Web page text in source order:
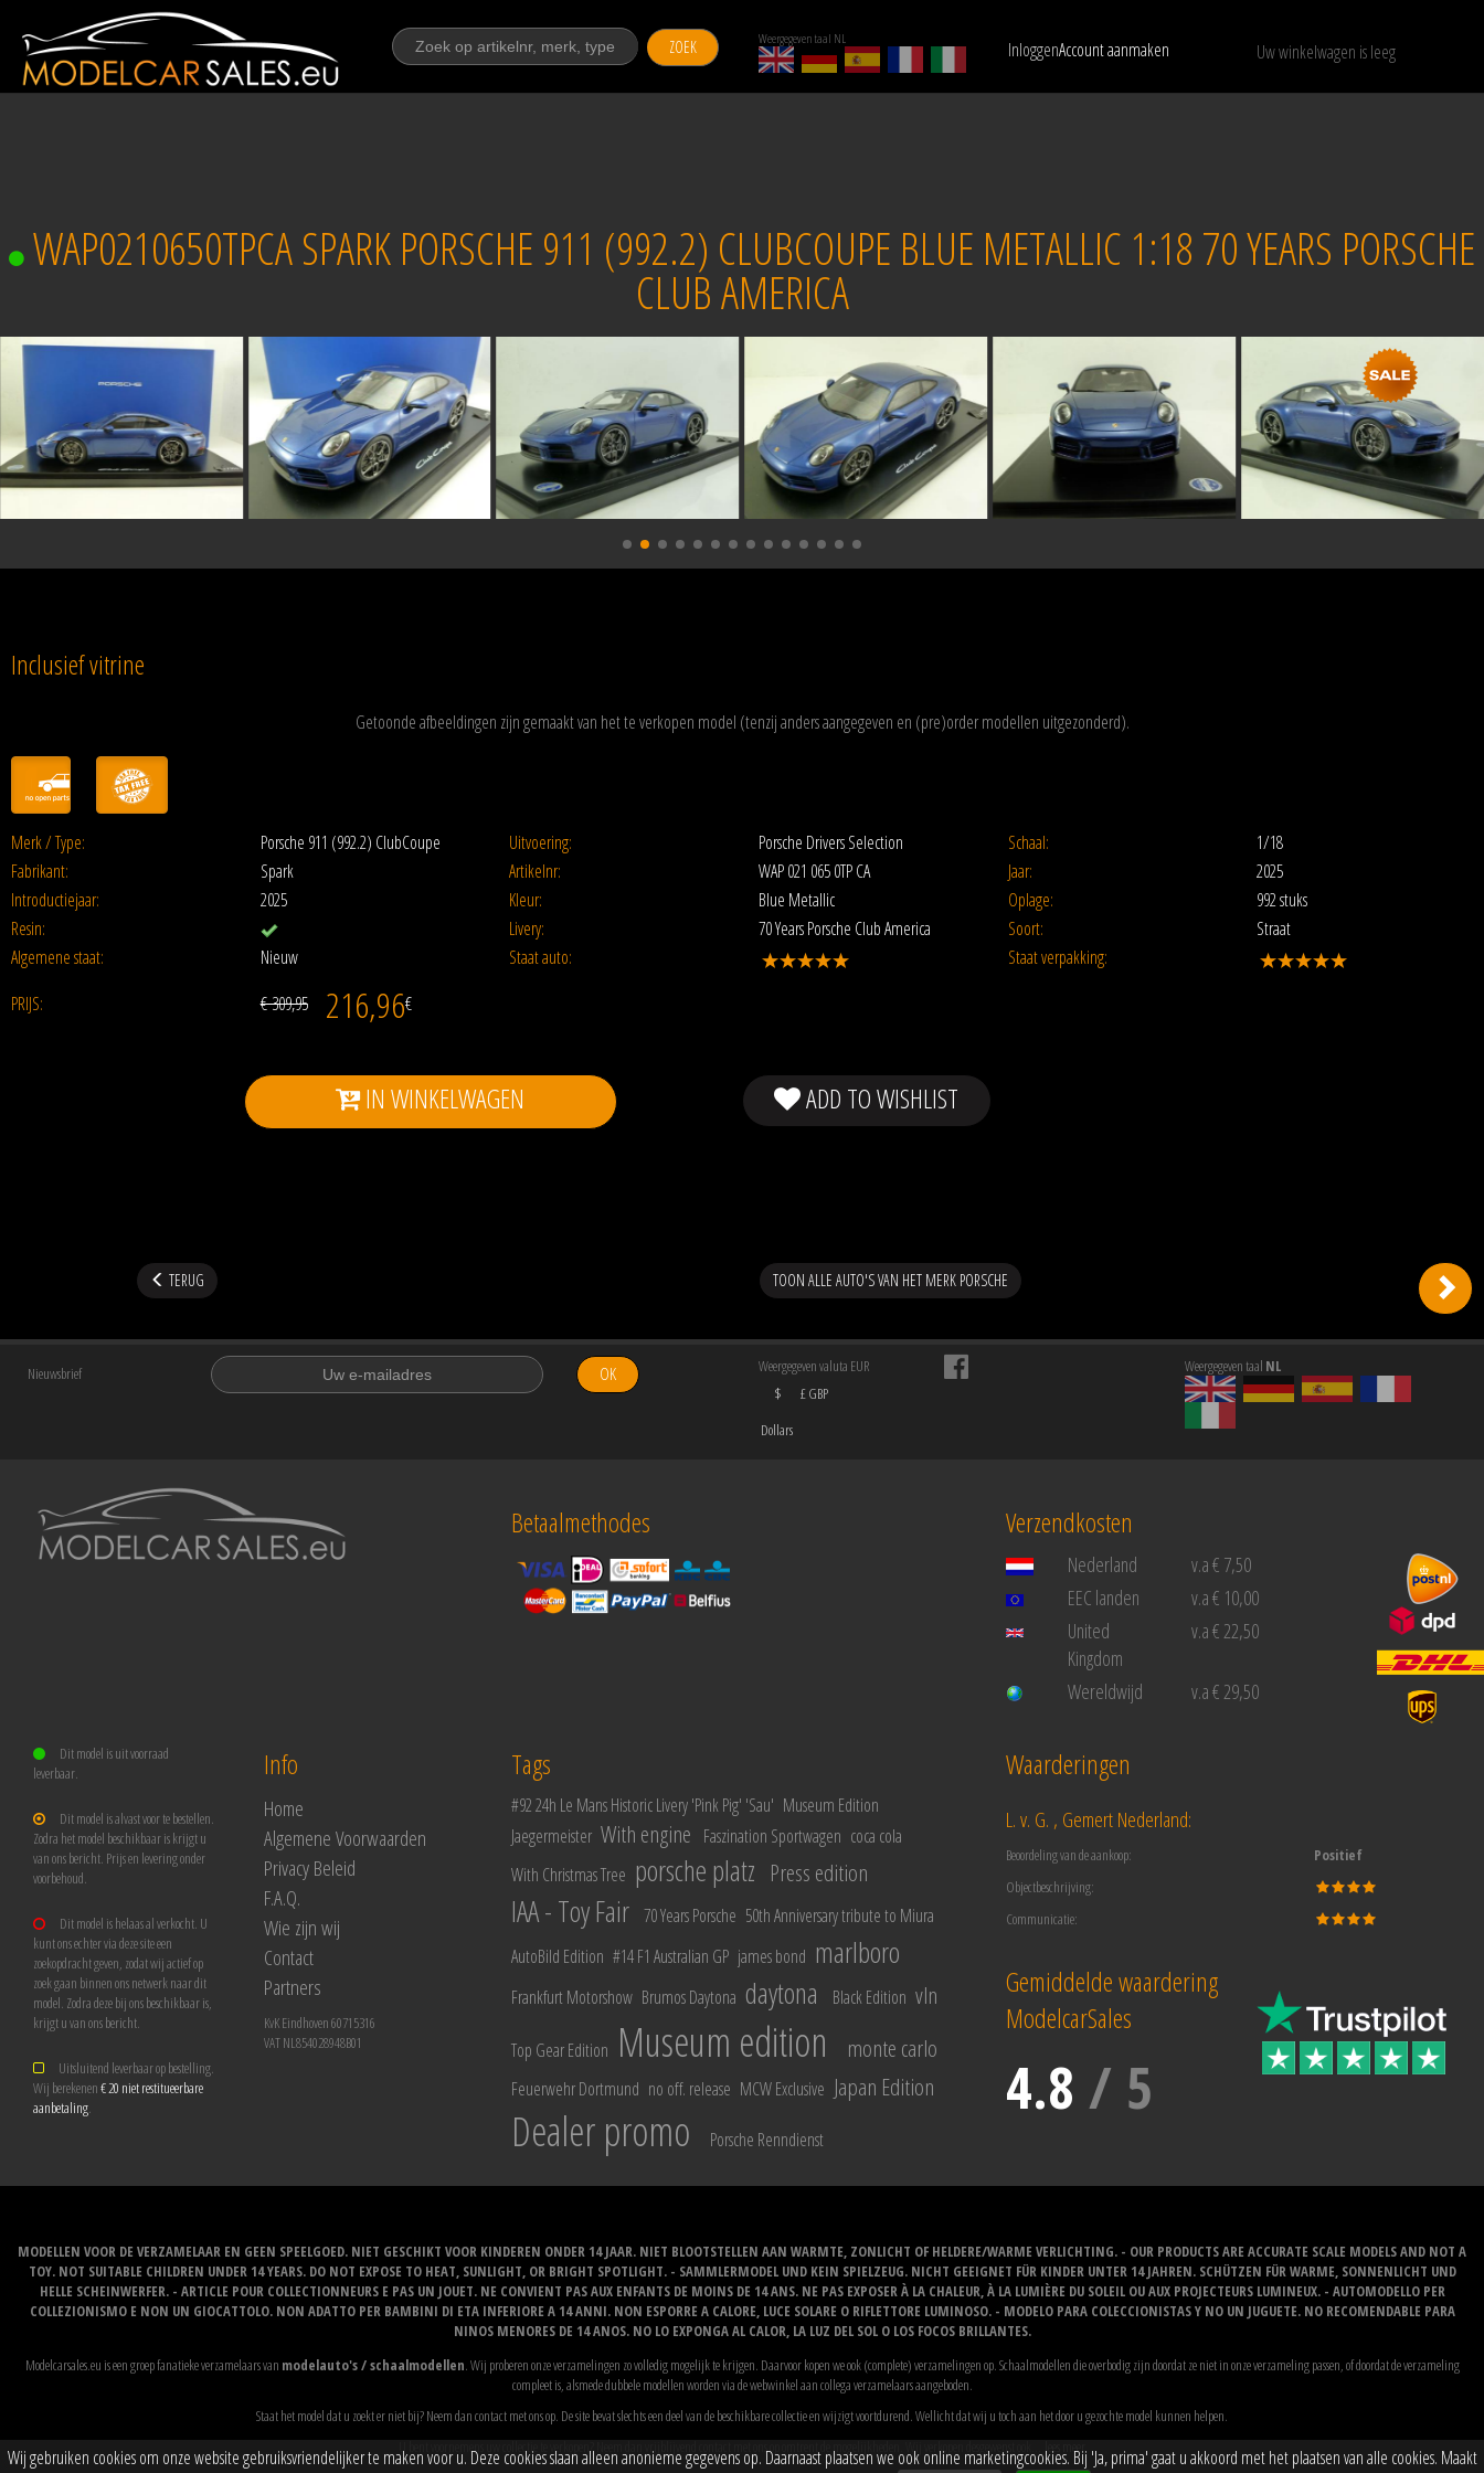
ZOEK Weergegeven taal NL InloggenAccount aanmaken Uw winkelwagen is leeg
Toon alleen beschikbare modellen WISSEN
WAP0210650TPCA SPARK PORSCHE 911 (992.2) CLUBCOUPE BLUE METALLIC 1:18 70 YEARS PORSCHE
CLUB AMERICA
Inclusief vitrine
Getoonde afbeeldingen zijn gemaakt van het te verkopen model (tenzij anders aangegeven en (pre)order modellen uitgezonderd).
Merk / Type: Porsche 911 (992.2) ClubCoupe Uitvoering: Porsche Drivers Selection Schaal:
1/18
Fabrikant:
Spark Artikelnr: WAP 021 065 0TP CA Jaar:
2025
Introductiejaar:
2025 Kleur: Blue Metallic Oplage:
992 stuks
Resin:
Livery: 70 Years Porsche Club America Soort:
Straat
Algemene staat:
Nieuw Staat auto:
Staat verpakking:
PRIJS:
€ 309,95 €
216,96
IN WINKELWAGEN ADD TO WISHLIST
TERUG TOON ALLE AUTO'S VAN HET MERK PORSCHE
Nieuwsbrief OK
Weergegeven valuta EUR
$
Dollars
£ GBP
Weergegeven taal NL
Betaalmethodes Verzendkosten
Nederland
v.a € 7,50
EEC landen
v.a € 10,00
United
Kingdom
v.a € 22,50
Wereldwijd v.a € 29,50
Dit model is uit voorraad
leverbaar.
Dit model is alvast voor te bestellen.
Zodra het model beschikbaar is krijgt u
van ons bericht. Prijs en levering onder
voorbehoud.
Dit model is helaas al verkocht. U
kunt ons echter via deze site een
zoekopdracht geven, zodat wij actief op
zoek gaan binnen ons netwerk naar dit
model. Zodra deze bij ons beschikbaar is,
krijgt u van ons bericht.
Uitsluitend leverbaar op bestelling.
Wij berekenen€ 20 niet restitueerbare
aanbetaling.
Info
Home
Algemene Voorwaarden
Privacy Beleid
F.A.Q.
Wie zijn wij
Contact
Partners
KvK Eindhoven 60715316
VAT NL854028948B01
Tags
#92 24h Le Mans Historic Livery 'Pink Pig' 'Sau' Museum Edition
Jaegermeister With engine Faszination Sportwagen coca cola
With Christmas Tree porsche platz Press edition
IAA - Toy Fair 70 Years Porsche 50th Anniversary tribute to Miura
AutoBild Edition #14 F1 Australian GP james bond marlboro
Frankfurt Motorshow Brumos Daytona daytona Black Edition vln
Top Gear Edition Museum edition monte carlo
Feuerwehr Dortmund no off. release MCW Exclusive Japan Edition
Dealer promo Porsche Renndienst
Waarderingen
L. v. G. , Gemert Nederland:
Beoordeling van de aankoop:
Positief
Objectbeschrijving:
Communicatie:
Gemiddelde waardering
ModelcarSales
4.8 / 5
MODELLEN VOOR DE VERZAMELAAR EN GEEN SPEELGOED. NIET GESCHIKT VOOR KINDEREN ONDER 14 JAAR. NIET BLOOTSTELLEN AAN WARMTE, ZONLICHT OF HELDERE/WARME VERLICHTING. - OUR PRODUCTS ARE ACCURATE SCALE MODELS AND NOT A
TOY. NOT SUITABLE CHILDREN UNDER 14 YEARS. DO NOT EXPOSE TO HEAT, SUNLIGHT, OR BRIGHT SPOTLIGHT. - SAMMLERMODEL UND KEIN SPIELZEUG. NICHT GEEIGNET FÜR KINDER UNTER 14 JAHREN. SCHÜTZEN FÜR WARME, SONNENLICHT UND
HELLE SCHEINWERFER. - ARTICLE POUR COLLECTIONNEURS E PAS UN JOUET. NE CONVIENT PAS AUX ENFANTS DE MOINS DE 14 ANS. NE PAS EXPOSER À LA CHALEUR, À LA LUMIÈRE DU SOLEIL OU AUX PROJECTEURS LUMINEUX. - AUTOMODELLO PER
COLLEZIONISMO E NON UN GIOCATTOLO. NON ADATTO PER BAMBINI DI ETA INFERIORE A 14 ANNI. NON ESPORRE A CALORE, LUCE SOLARE O RIFLETTORE LUMINOSO. - MODELO PARA COLECCIONISTAS Y NO UN JUGUETE. NO RECOMENDABLE PARA
NINOS MENORES DE 14 ANOS. NO LO EXPONGA AL CALOR, LA LUZ DEL SOL O LOS FOCOS BRILLANTES.
Modelcarsales.eu is een groep fanatieke verzamelaars van modelauto's / schaalmodellen. Wij proberen onze verzamelingen zo volledig mogelijk te krijgen. Daarvoor kopen we ook (complete) verzamelingen op. Schaalmodellen die overbodig zijn doordat ze niet in onze verzameling passen, of doordat de verzameling
compleet is, alsmede dubbele modellen worden via de webwinkel aan collega verzamelaars aangeboden.
Staat het model dat u zoekt er niet bij? Neem dan contact met ons op. De site bevat slechts een deel van de beschikbare collectie en wijzigt voortdurend. Wellicht dat wij u toch aan het door u gezochte model kunnen helpen.
U bent voornemens uw collectie te verkopen? Neem dan vrijblijvend contact met ons op omtrent de mogelijkheden. Wij verkopen desgewenst ook...lees meer
Wij gebruiken cookies om onze website gebruiksvriendelijker te maken voor u. Deze cookies slaan alleen anonieme gegevens op. Daarnaast plaatsen we ook online marketingcookies. Bij 'Ja, prima' gaat u akkoord met het plaatsen van alle cookies. Maakt